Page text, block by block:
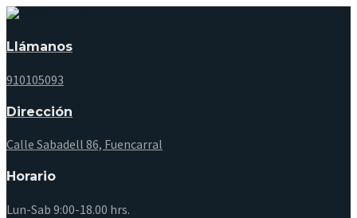
Llámanos
910105093
Dirección
Calle Sabadell 86, Fuencarral
Horario
Lun-Sab 9:00-18.00 hrs.